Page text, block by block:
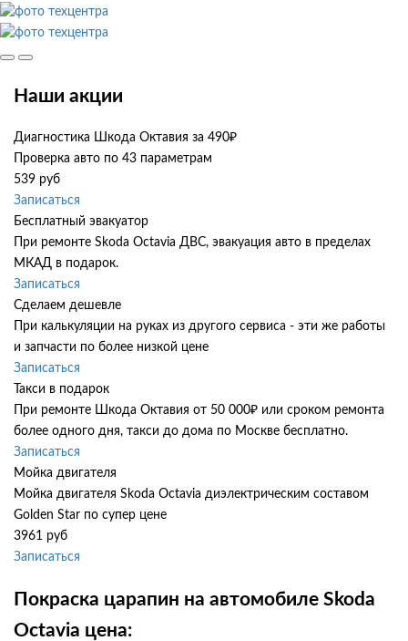
Наши акции
Диагностика Шкода Октавия за 490₽
Проверка авто по 43 параметрам
539 руб
Записаться
Бесплатный эвакуатор
При ремонте Skoda Octavia ДВС, эвакуация авто в пределах
МКАД в подарок.
Записаться
Сделаем дешевле
При калькуляции на руках из другого сервиса - эти же работы
и запчасти по более низкой цене
Записаться
Такси в подарок
При ремонте Шкода Октавия от 50 000₽ или сроком ремонта
более одного дня, такси до дома по Москве бесплатно.
Записаться
Мойка двигателя
Мойка двигателя Skoda Octavia диэлектрическим составом
Golden Star по супер цене
3961 руб
Записаться
Покраска царапин на автомобиле Skoda
Octavia цена: